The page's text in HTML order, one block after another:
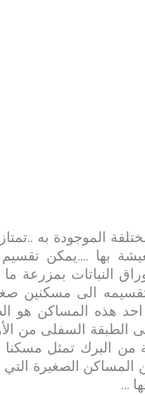
الموجودة به
بها ….يمكن
النباتات بمزرعة
الى مسكنين
هذه المساكن هو
الطبقة السفلى من
من البرك تمثل مسكنا
الصغيرة التي
…